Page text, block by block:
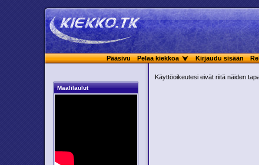
Pääsivu Pelaa kiekkoa Kirjaudu sisään
Maalilaulut
Käyttöoikeutesi eivät riitä näiden